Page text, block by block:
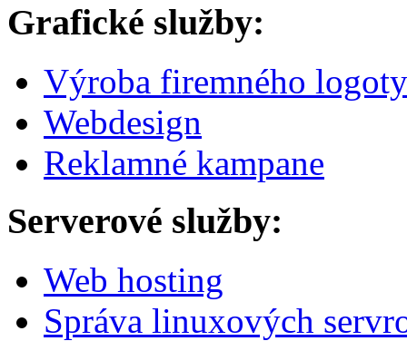
Grafické služby:
Výroba firemného
Webdesign
Reklamné kampane
Serverové služby:
Web hosting
Správa linuxových